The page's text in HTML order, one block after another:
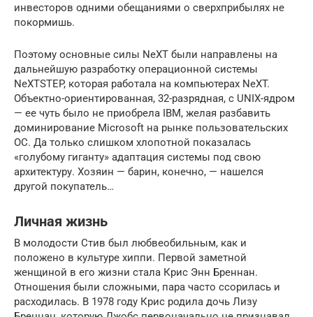
инвесторов одними обещаниями о сверхприбылях не
покормишь.
Поэтому основные силы NeXT были направлены на
дальнейшую разработку операционной системы
NeXTSTEP, которая работала на компьютерах NeXT.
Объектно-ориентированная, 32-разрядная, с UNIX-ядром
— ее чуть было не приобрела IBM, желая разбавить
доминирование Microsoft на рынке пользовательских
ОС. Да только слишком хлопотной показалась
«голубому гиганту» адаптация системы под свою
архитектуру. Хозяин — барин, конечно, — нашелся
другой покупатель…
Личная жизнь
В молодости Стив был любвеобильным, как и
положено в культуре хиппи. Первой заметной
женщиной в его жизни стала Крис Энн Бреннан.
Отношения были сложными, пара часто ссорилась и
расходилась. В 1978 году Крис родила дочь Лизу